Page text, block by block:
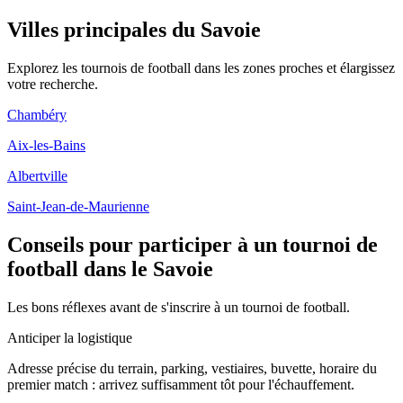
Villes principales du Savoie
Explorez les tournois de football dans les zones proches et élargissez
votre recherche.
Chambéry
Aix-les-Bains
Albertville
Saint-Jean-de-Maurienne
Conseils pour participer à un tournoi de
football dans le Savoie
Les bons réflexes avant de s'inscrire à un tournoi de football.
Anticiper la logistique
Adresse précise du terrain, parking, vestiaires, buvette, horaire du
premier match : arrivez suffisamment tôt pour l'échauffement.